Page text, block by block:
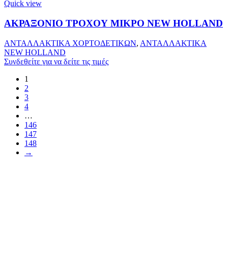
Quick view
ΑΚΡΑΞΟΝΙΟ ΤΡΟΧΟΥ ΜΙΚΡΟ ΝEW HOLLAND
ΑΝΤΑΛΛΑΚΤΙΚΑ ΧΟΡΤΟΔΕΤΙΚΩΝ, ΑΝΤΑΛΛΑΚΤΙΚΑ
NEW HOLLAND
Συνδεθείτε για να δείτε τις τιμές
1
2
3
4
…
146
147
148
→